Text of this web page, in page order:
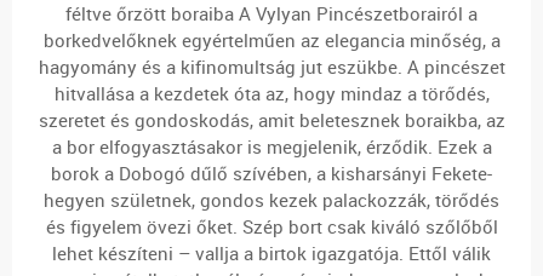
féltve őrzött boraiba A Vylyan Pincészetborairól a
borkedvelőknek egyértelműen az elegancia minőség, a
hagyomány és a kifinomultság jut eszükbe. A pincészet
hitvallása a kezdetek óta az, hogy mindaz a törődés,
szeretet és gondoskodás, amit beletesznek boraikba, az
a bor elfogyasztásakor is megjelenik, érződik. Ezek a
borok a Dobogó dűlő szívében, a kisharsányi Fekete-
hegyen születnek, gondos kezek palackozzák, törődés
és figyelem övezi őket. Szép bort csak kiváló szőlőből
lehet készíteni – vallja a birtok igazgatója. Ettől válik